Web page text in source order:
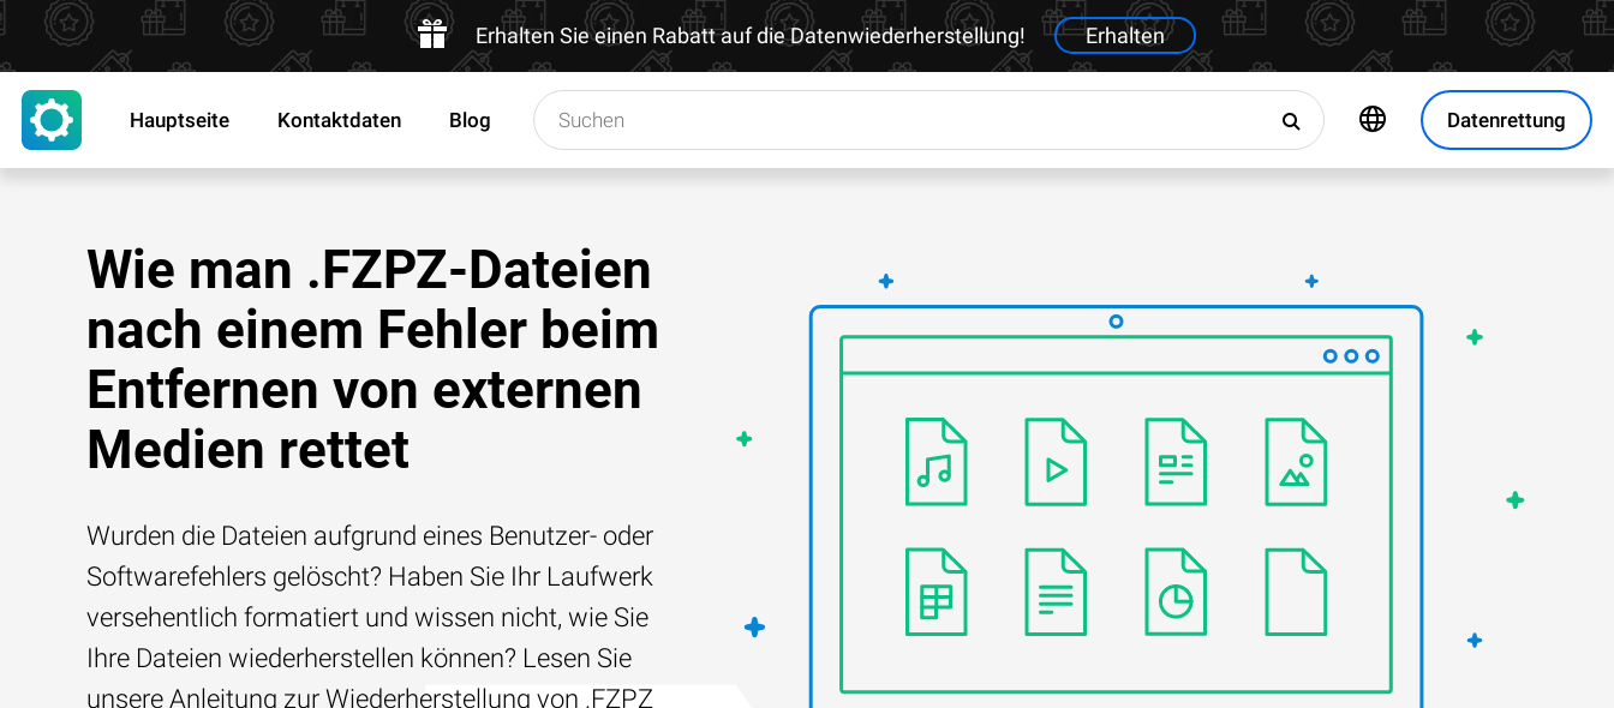
Erhalten Sie einen Rabatt auf die Datenwiederherstellung! Erhalten
Datenrettung
Hauptseite Kontaktdaten Blog
Wie man .FZPZ-Dateien
nach einem Fehler beim
Entfernen von externen
Medien rettet
Wurden die Dateien aufgrund eines Benutzer- oder
Softwarefehlers gelöscht? Haben Sie Ihr Laufwerk
versehentlich formatiert und wissen nicht, wie Sie
Ihre Dateien wiederherstellen können? Lesen Sie
unsere Anleitung zur Wiederherstellung von .FZPZ